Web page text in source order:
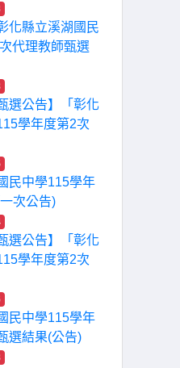
化縣立溪湖國民
代理教師甄選
選公告】「彰化
學年度第2次
民中學115學年
次公告)
選公告】「彰化
學年度第2次
民中學115學年
選結果(公告)